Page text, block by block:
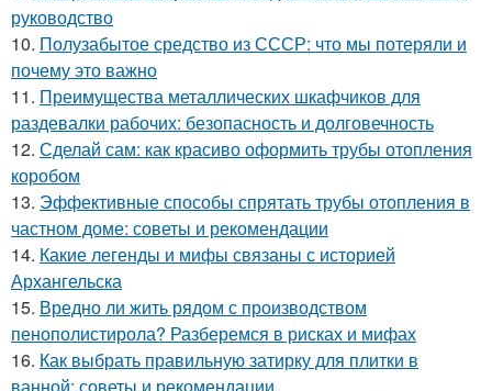
руководство
10. Полузабытое средство из СССР: что мы потеряли и
почему это важно
11. Преимущества металлических шкафчиков для
раздевалки рабочих: безопасность и долговечность
12. Сделай сам: как красиво оформить трубы отопления
коробом
13. Эффективные способы спрятать трубы отопления в
частном доме: советы и рекомендации
14. Какие легенды и мифы связаны с историей
Архангельска
15. Вредно ли жить рядом с производством
пенополистирола? Разберемся в рисках и мифах
16. Как выбрать правильную затирку для плитки в
ванной: советы и рекомендации